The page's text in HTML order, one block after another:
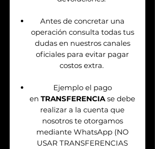
Antes de concretar una
operación consulta todas tus
dudas en nuestros canales
oficiales para evitar pagar
costos extra.
Ejemplo el pago
en TRANSFERENCIAse debe
realizar a la cuenta que
nosotros te otorgamos
mediante WhatsApp (NO
USAR TRANSFERENCIAS